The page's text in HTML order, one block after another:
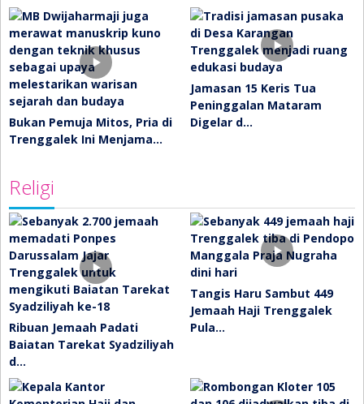
Bukan Pemuja Mitos, Pria di
Trenggalek Ini Menjama…
Jamasan 15 Keris Tua
Peninggalan Mataram
Digelar d…
Religi
Ribuan Jemaah Padati
Baiatan Tarekat Syadziliyah
d…
Tangis Haru Sambut 449
Jemaah Haji Trenggalek
Pula…